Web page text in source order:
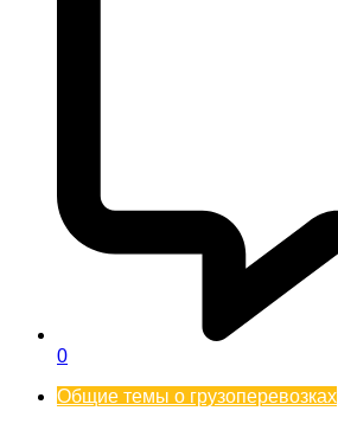
0
Общие темы о грузоперевозках